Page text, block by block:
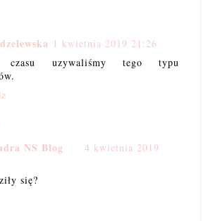
1 kwietnia 2019 21:26
czasu uzywaliśmy tego typu
NS Blog
4 kwietnia 2019
się?